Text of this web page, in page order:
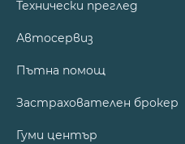
Технически преглед
Автосервиз
Пътна помощ
Застрахователен брокер
Гуми център